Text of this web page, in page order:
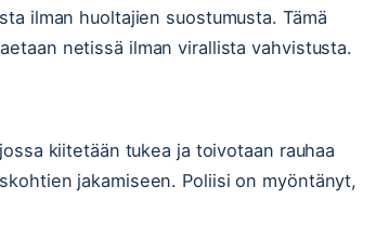
ilman huoltajien suostumusta. Tämä
netissä ilman virallista vahvistusta.
kiitetään tukea ja toivotaan rauhaa
jakamiseen. Poliisi on myöntänyt,